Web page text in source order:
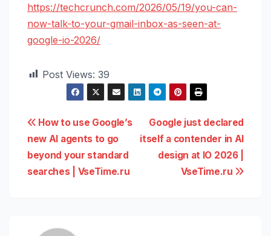
https://techcrunch.com/2026/05/19/you-can-
now-talk-to-your-gmail-inbox-as-seen-at-
google-io-2026/
Post Views: 39
Навигация
по
записям
Google just declared
itself a contender in AI
design at IO 2026 |
VseTime.ru
How to use Google’s
new AI agents to go
beyond your standard
searches | VseTime.ru